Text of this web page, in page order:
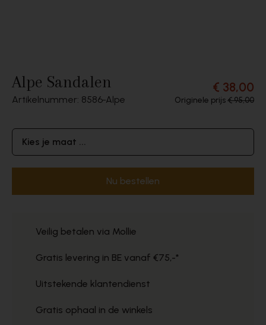
Alpe Sandalen
Artikelnummer: 8586 Alpe
€ 38,00
Originele prijs€ 95,00
Kies je maat ...
Nu bestellen
Veilig betalen via Mollie
Gratis levering in BE vanaf €75,-*
Uitstekende klantendienst
Gratis ophaal in de winkels